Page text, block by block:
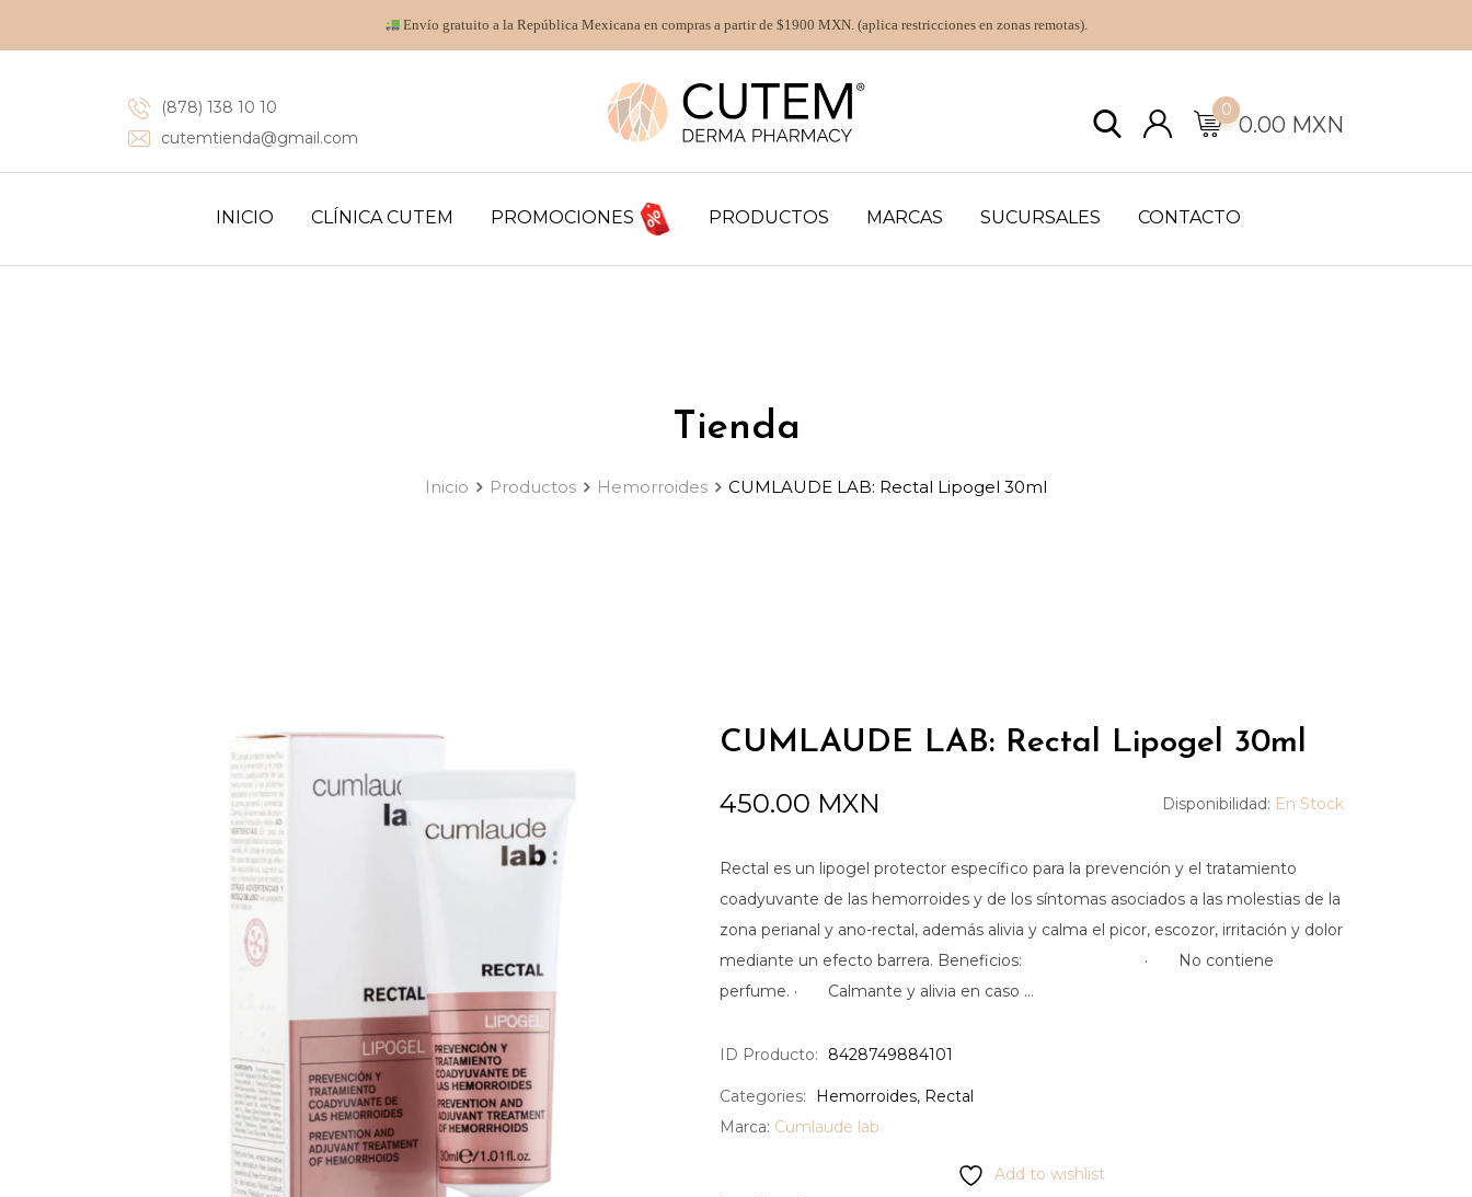
Envío gratuito a la República Mexicana en compras a partir de $1900 MXN. (aplica restricciones en zonas remotas).
(878) 138 10 10
cutemtienda@gmail.com
0.00 MXN
0
INICIO CLÍNICA CUTEM PROMOCIONES PRODUCTOS MARCAS SUCURSALES CONTACTO
Tienda
Inicio Productos Hemorroides CUMLAUDE LAB: Rectal Lipogel 30ml
CUMLAUDE LAB: Rectal Lipogel 30ml
450.00 MXN Disponibilidad: En Stock
Rectal es un lipogel protector específico para la prevención y el tratamiento
coadyuvante de las hemorroides y de los síntomas asociados a las molestias de la
zona perianal y ano-rectal, además alivia y calma el picor, escozor, irritación y dolor
mediante un efecto barrera. Beneficios: · No contiene
perfume. · Calmante y alivia en caso …
ID Producto: 8428749884101
Categories: Hemorroides, Rectal
Marca: Cumlaude lab
Add to wishlist